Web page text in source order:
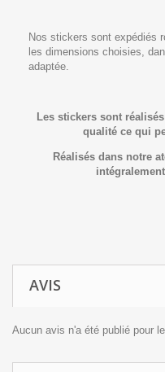
Nos stickers sont expédiés
les dimensions choisies,
adaptée.
Les stickers sont
qualité ce qui
Réalisés dans notre
AVIS
Aucun avis n'a été publié pour